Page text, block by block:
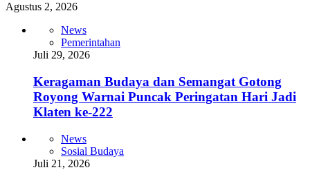
Agustus 2, 2026
News
Pemerintahan
Juli 29, 2026
Keragaman Budaya dan Semangat Gotong
Royong Warnai Puncak Peringatan Hari Jadi
Klaten ke-222
News
Sosial Budaya
Juli 21, 2026